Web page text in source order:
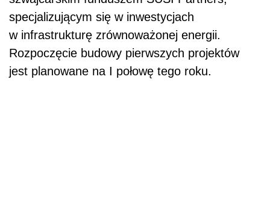
specjalizującym się w inwestycjach
w infrastrukturę zrównoważonej energii.
Rozpoczęcie budowy pierwszych projektów
jest planowane na I połowę tego roku.